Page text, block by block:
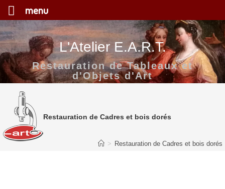
Skip
to
content
L'Atelier E.A.R.T.
Restauration de Tableaux et
d'Objets d'Art
Restauration de Cadres et bois dorés
> Restauration de Cadres et bois dorés
menu